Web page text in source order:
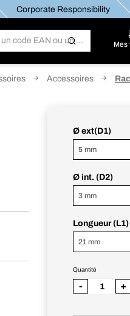
Corporate Responsibility
Mes
Accessoires
Ø ext(D1)
5 mm
Ø int. (D2)
3 mm
Longueur (L1)
21 mm
Quantité
- +